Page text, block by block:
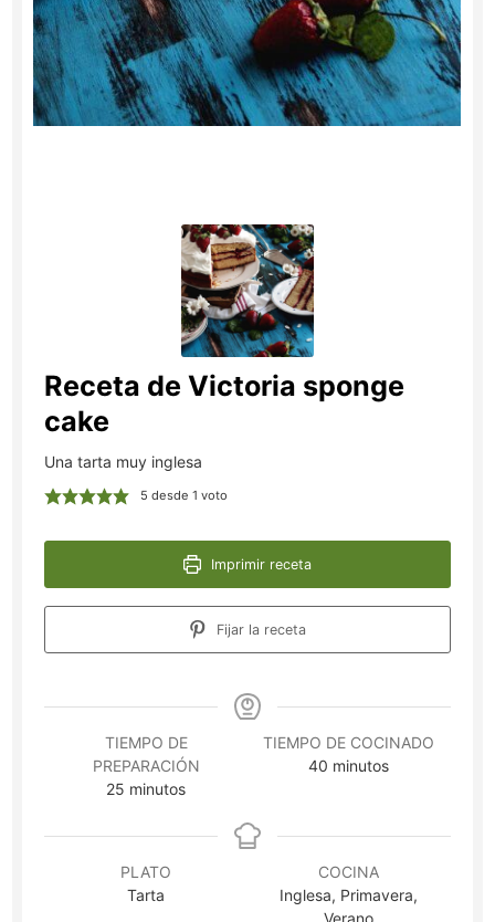
Receta de Victoria sponge
cake
Una tarta muy inglesa
5 desde 1 voto
Imprimir receta
Fijar la receta
TIEMPO DE
PREPARACIÓN
25 minutos
minutos
TIEMPO DE COCINADO
40 minutos
minutos
PLATO
Tarta
COCINA
Inglesa, Primavera,
Verano